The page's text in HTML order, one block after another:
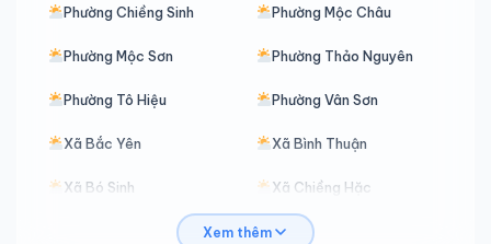
Phường Chiềng Sinh Phường Mộc Châu
Phường Mộc Sơn Phường Thảo Nguyên
Phường Tô Hiệu Phường Vân Sơn
Xã Bắc Yên Xã Bình Thuận
Xã Bó Sinh Xã Chiềng Hặc
Xã Chiềng Khoong
Xem thêm